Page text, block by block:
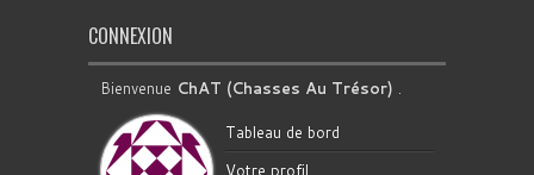
CONNEXION
Bienvenue ChAT (Chasses Au Trésor) .
Tableau de bord
Votre profil